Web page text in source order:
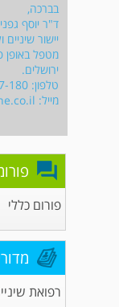
בברכה,
יישור שיניים
ירושלים.
טלפון: 077-2317-180.
מייל:
פורום כללי
רפואת